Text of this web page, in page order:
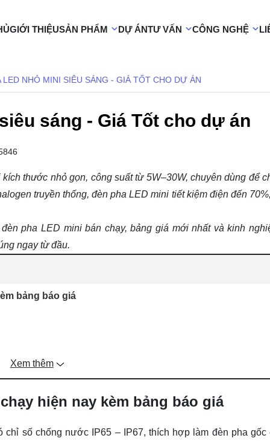
GIỚI THIỆUSẢN PHẨM DỰ ÁNTƯ VẤN CÔNG NGHỆ
LED NHỎ MINI SIÊU SÁNG - GIÁ TỐT CHO DỰ ÁN
sáng - Giá Tốt cho dự án
thước nhỏ gọn, công suất từ 5W–30W, chuyên dùng để
truyền thống, đèn pha LED mini tiết kiệm điện đến
pha LED mini bán chạy, bảng giá mới nhất và kinh
ngay từ đầu.
bảng báo giá
Xem thêm
hiện nay kèm bảng báo giá
số chống nước IP65 – IP67, thích hợp làm đèn pha gốc